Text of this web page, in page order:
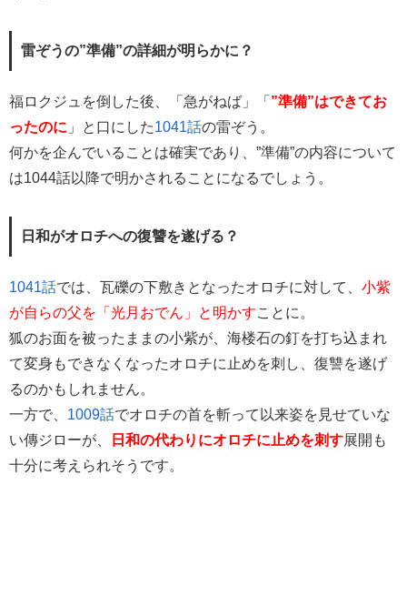
雷ぞうの”準備”の詳細が明らかに？
福ロクジュを倒した後、「急がねば」「 ”準備”はできてお
ったのに 」と口にした1041話の雷ぞう。
何かを企んでいることは確実であり、”準備”の内容について
は1044話以降で明かされることになるでしょう。
日和がオロチへの復讐を遂げる？
1041話では、瓦礫の下敷きとなったオロチに対して、 小紫
が自らの父を「光月おでん」と明かすことに。
狐のお面を被ったままの小紫が、海楼石の釘を打ち込まれ
て変身もできなくなったオロチに止めを刺し、復讐を遂げ
るのかもしれません。
一方で、 1009話でオロチの首を斬って以来姿を見せていな
い傳ジローが、
日和の代わりにオロチに止めを刺す展開も
十分に考えられそうです。